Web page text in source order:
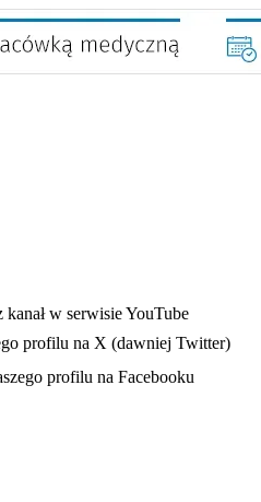
karcie
nowej karcie
kanał w serwisie YouTube
profilu na X (dawniej Twitter)
w nowej karcieprofilu na Facebooku